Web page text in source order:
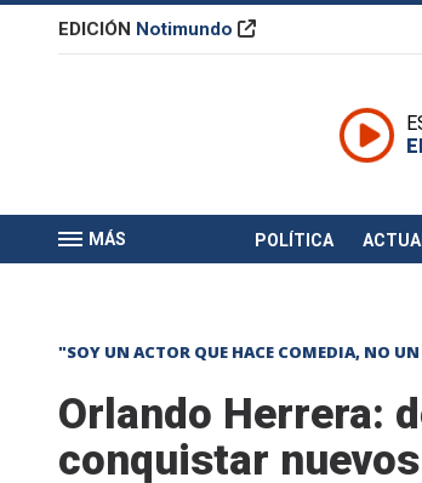
EDICIÓN Notimundo
MÁS POLÍTICA
"SOY UN ACTOR QUE HACE COMEDIA, NO
Orlando Herrera:
conquistar